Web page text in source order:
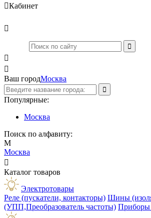
Кабинет



Ваш городМосква
Популярные:
Москва
Поиск по алфавиту:
М
Москва

Каталог товаров
Электротовары
Реле (пускатели, контакторы) Шины
(УПП,Преобразователь частоты) Приборы